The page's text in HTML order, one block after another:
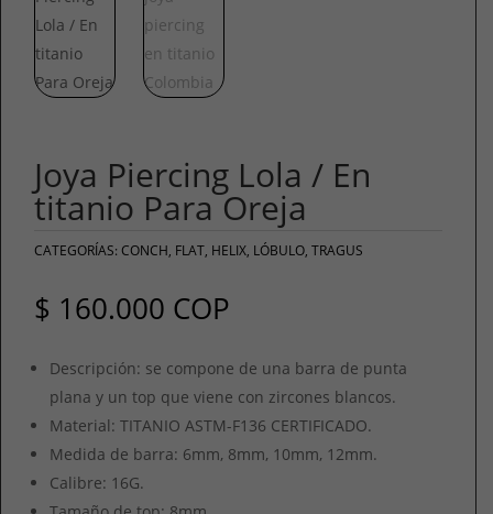
Joya Piercing Lola / En
titanio Para Oreja
CATEGORÍAS: CONCH, FLAT, HELIX, LÓBULO, TRAGUS
$ 160.000 COP
Descripción: se compone de una barra de punta
plana y un top que viene con zircones blancos.
Material: TITANIO ASTM-F136 CERTIFICADO.
Medida de barra: 6mm, 8mm, 10mm, 12mm.
Calibre: 16G.